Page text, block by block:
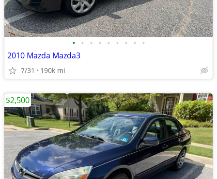
• • • • • • • • •
2010 Mazda Mazda3
7/31 190k mi
$2,500